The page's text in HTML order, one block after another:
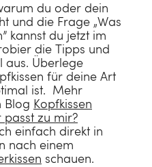
du oder dein
und die Frage „Was
kannst du jetzt im
die Tipps und
aus. Überlege
für deine Art
ist. Mehr
Blog Kopfkissen
passt zu mir?
einfach direkt in
nach einem
schauen.